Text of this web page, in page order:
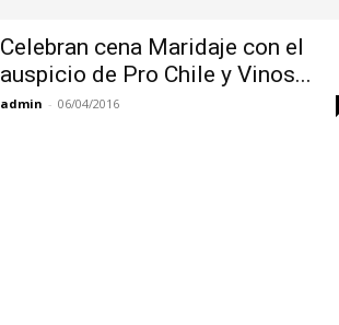
Celebran cena Maridaje con el
auspicio de Pro Chile y Vinos...
admin - 06/04/2016